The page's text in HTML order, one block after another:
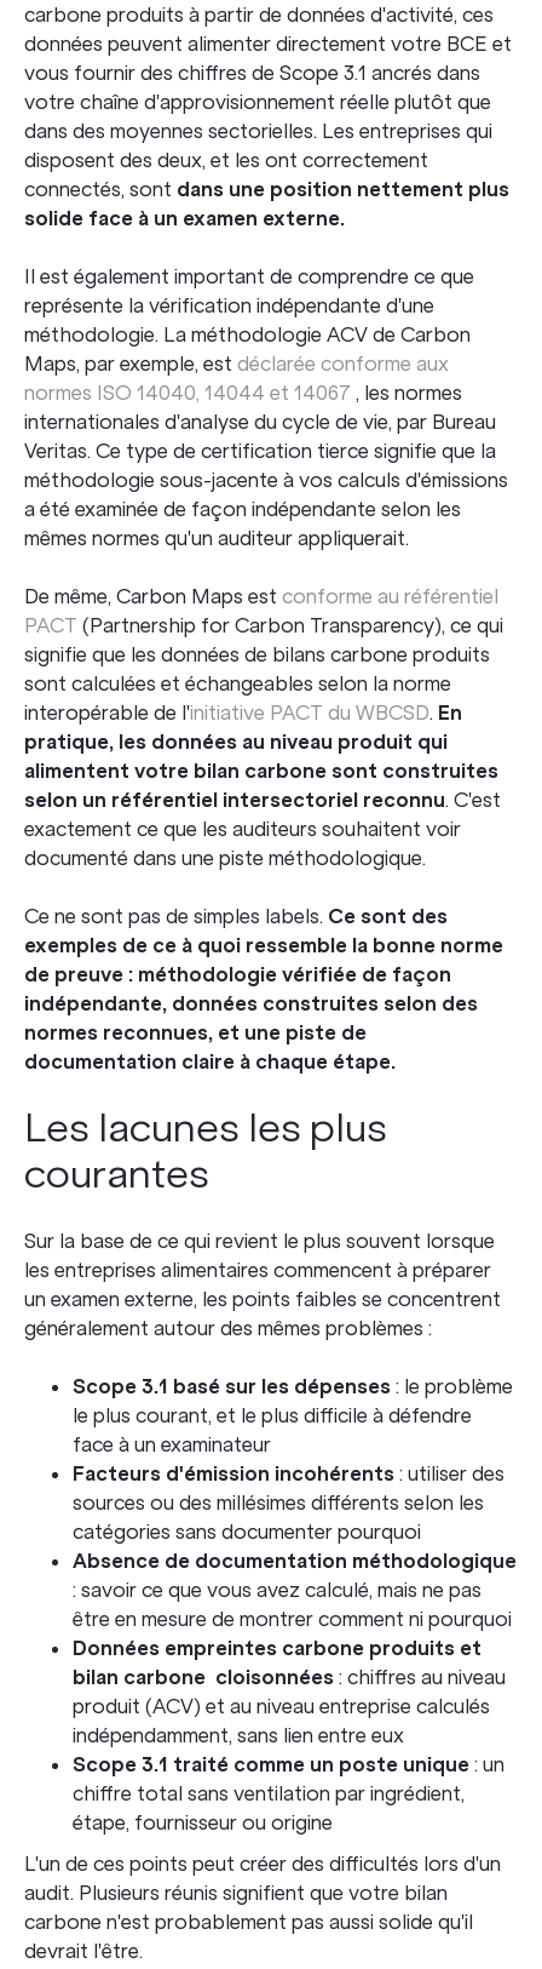
carbone produits à partir de données d'activité, ces
données peuvent alimenter directement votre BCE et
vous fournir des chiffres de Scope 3.1 ancrés dans
votre chaîne d'approvisionnement réelle plutôt que
dans des moyennes sectorielles. Les entreprises qui
disposent des deux, et les ont correctement
connectés, sont dans une position nettement plus
solide face à un examen externe.
Il est également important de comprendre ce que
représente la vérification indépendante d'une
méthodologie. La méthodologie ACV de Carbon
Maps, par exemple, estdéclarée conforme aux
normes ISO 14040, 14044 et 14067 , les normes
internationales d'analyse du cycle de vie, par Bureau
Veritas. Ce type de certification tierce signifie que la
méthodologie sous-jacente à vos calculs d'émissions
a été examinée de façon indépendante selon les
mêmes normes qu'un auditeur appliquerait.
De même, Carbon Maps estconforme au référentiel
PACT (Partnership for Carbon Transparency), ce qui
signifie que les données de bilans carbone produits
sont calculées et échangeables selon la norme
interopérable de l'initiative PACT du WBCSD. En
pratique, les données au niveau produit qui
alimentent votre bilan carbone sont construites
selon un référentiel intersectoriel reconnu. C'est
exactement ce que les auditeurs souhaitent voir
documenté dans une piste méthodologique.
Ce ne sont pas de simples labels. Ce sont des
exemples de ce à quoi ressemble la bonne norme
de preuve : méthodologie vérifiée de façon
indépendante, données construites selon des
normes reconnues, et une piste de
documentation claire à chaque étape.
Les lacunes les plus
courantes
Sur la base de ce qui revient le plus souvent lorsque
les entreprises alimentaires commencent à préparer
un examen externe, les points faibles se concentrent
généralement autour des mêmes problèmes :
Scope 3.1 basé sur les dépenses : le problème
le plus courant, et le plus difficile à défendre
face à un examinateur
Facteurs d'émission incohérents : utiliser des
sources ou des millésimes différents selon les
catégories sans documenter pourquoi
Absence de documentation méthodologique
: savoir ce que vous avez calculé, mais ne pas
être en mesure de montrer comment ni pourquoi
Données empreintes carbone produits et
bilan carbone cloisonnées : chiffres au niveau
produit (ACV) et au niveau entreprise calculés
indépendamment, sans lien entre eux
Scope 3.1 traité comme un poste unique : un
chiffre total sans ventilation par ingrédient,
étape, fournisseur ou origine
L'un de ces points peut créer des difficultés lors d'un
audit. Plusieurs réunis signifient que votre bilan
carbone n'est probablement pas aussi solide qu'il
devrait l'être.